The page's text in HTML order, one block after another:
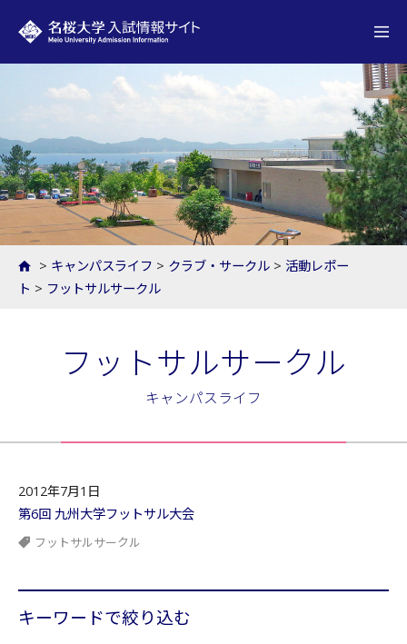
> キャンパスライフ > クラブ・サークル > 活動レポー
ト > フットサルサークル
フットサルサークル
キャンパスライフ
2012年7月1日
第6回 九州大学フットサル大会
フットサルサークル
キーワードで絞り込む